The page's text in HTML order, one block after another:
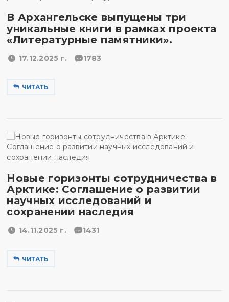
В Архангельске выпущены три
уникальные книги в рамках проекта
«Литературные памятники».
17.12.2025 г. 1783
ЧИТАТЬ
Новые горизонты сотрудничества в
Арктике: Соглашение о развитии
научных исследований и
сохранении наследия
14.11.2025 г. 1431
ЧИТАТЬ